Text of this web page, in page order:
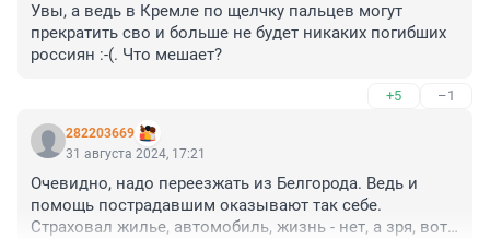
Увы, а ведь в Кремле по щелчку пальцев могут
прекратить сво и больше не будет никаких погибших
россиян :-(. Что мешает?
+5 –1
282203669
31 августа 2024, 17:21
Очевидно, надо переезжать из Белгорода. Ведь и
помощь пострадавшим оказывают так себе.
Страховал жилье, автомобиль, жизнь - нет, а зря, вот